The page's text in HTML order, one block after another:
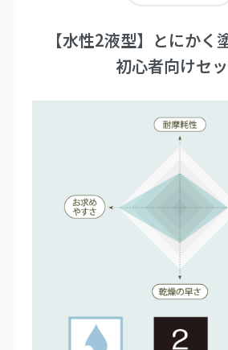
【水性2液型】とにかく
初心者向けセ